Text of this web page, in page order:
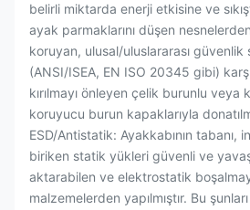
belirli miktarda enerji etkisine ve
ayak parmaklarını düşen
koruyan, ulusal/uluslararası güvenlik
(ANSI/ISEA, EN ISO 20345 gibi)
kırılmayı önleyen çelik burunlu
koruyucu burun kapaklarıyla
ESD/Antistatik: Ayakkabının tabanı,
biriken statik yükleri güvenli ve
aktarabilen ve elektrostatik
malzemelerden yapılmıştır. Bu